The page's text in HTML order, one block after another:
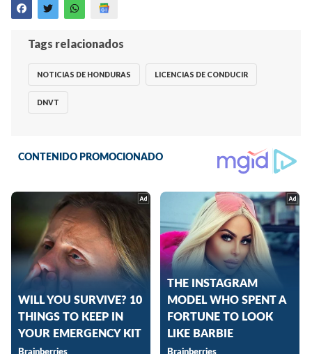
Tags relacionados
NOTICIAS DE HONDURAS LICENCIAS DE CONDUCIR
DNVT